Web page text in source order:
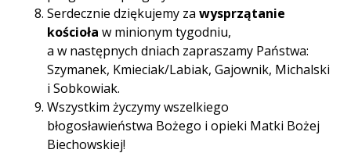
Serdecznie dziękujemy za wysprzątanie
kościoła w minionym tygodniu,
a w następnych dniach zapraszamy Państwa:
Szymanek, Kmieciak/Labiak, Gajownik, Michalski
i Sobkowiak.
Wszystkim życzymy wszelkiego
błogosławieństwa Bożego i opieki Matki Bożej
Biechowskiej!